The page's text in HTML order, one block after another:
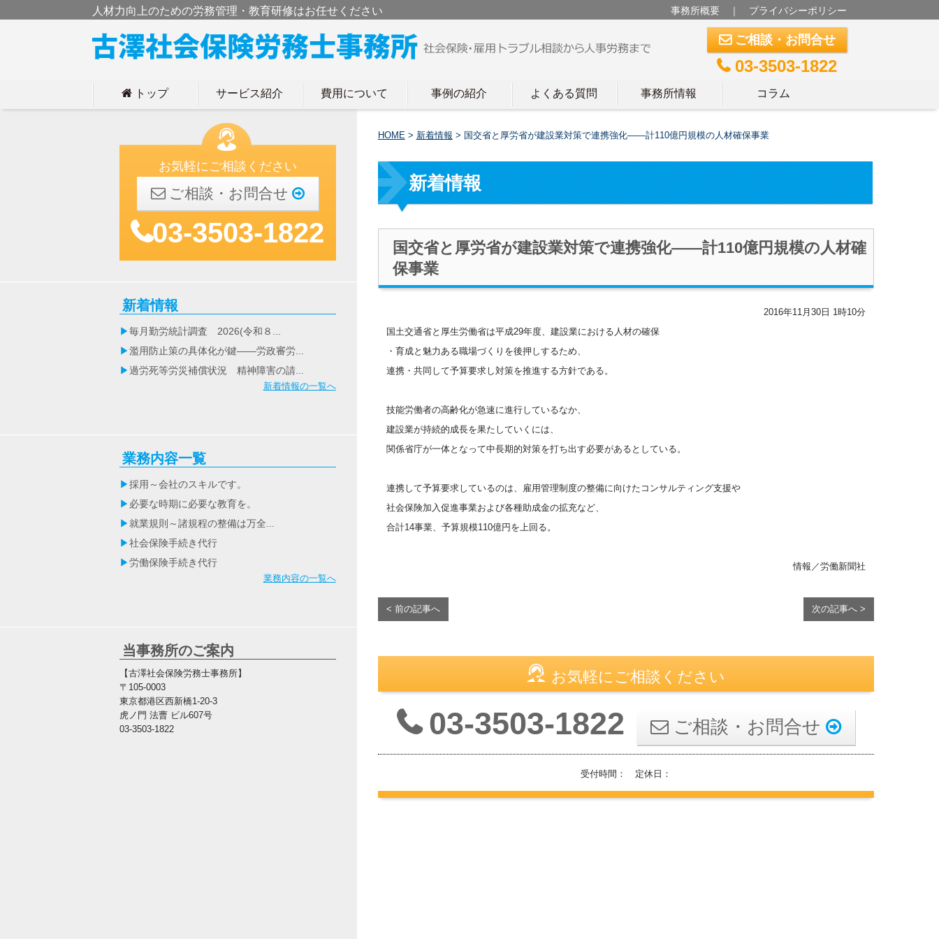
人材力向上のための労務管理・教育研修はお任せください 事務所概要 ｜ プライバシーポリシー
mご相談・お問合せ
t03-3503-1822
hトップ サービス紹介 費用について 事例の紹介 よくある質問 事務所情報 コラム
HOME> 新着情報 > 国交省と厚労省が建設業対策で連携強化――計110億円規模の人材確保事業
新着情報
国交省と厚労省が建設業対策で連携強化――計110億円規模の人材確
保事業
2016年11月30日 1時10分
国土交通省と厚生労働省は平成29年度、建設業における人材の確保
・育成と魅力ある職場づくりを後押しするため、
連携・共同して予算要求し対策を推進する方針である。
技能労働者の高齢化が急速に進行しているなか、
建設業が持続的成長を果たしていくには、
関係省庁が一体となって中長期的対策を打ち出す必要があるとしている。
連携して予算要求しているのは、雇用管理制度の整備に向けたコンサルティング支援や
社会保険加入促進事業および各種助成金の拡充など、
合計14事業、予算規模110億円を上回る。
情報／労働新聞社
< 前の記事へ 次の記事へ >
お気軽にご相談ください
03-3503-1822 ご相談・お問合せ
受付時間： 定休日：
お気軽にご相談ください
ご相談・お問合せ
03-3503-1822
新着情報
毎月勤労統計調査 2026(令和８...
濫用防止策の具体化が鍵――労政審労...
過労死等労災補償状況 精神障害の請...
新着情報の一覧へ
業務内容一覧
採用～会社のスキルです。
必要な時期に必要な教育を。
就業規則～諸規程の整備は万全...
社会保険手続き代行
労働保険手続き代行
業務内容の一覧へ
当事務所のご案内
【古澤社会保険労務士事務所】
〒105-0003
東京都港区西新橋1-20-3
虎ノ門 法曹 ビル607号
03-3503-1822